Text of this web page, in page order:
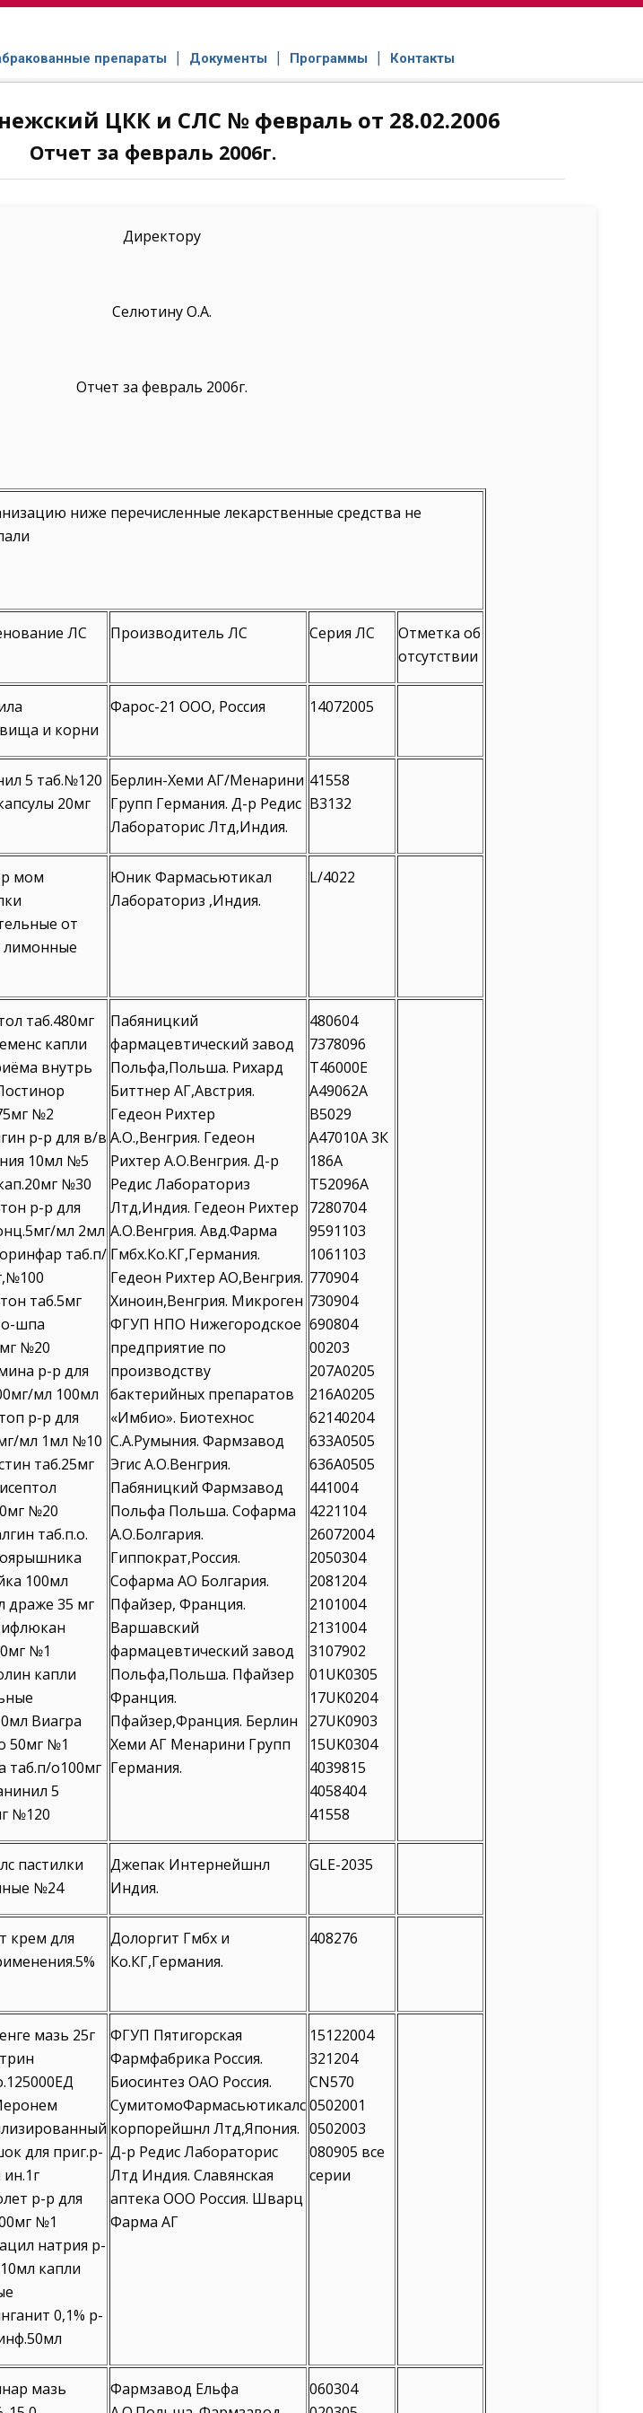
препараты Документы Программы Контакты
ЦКК и СЛC № февраль от 28.02.2006
Отчет за февраль 2006г.
Директору
Селютину О.А.
Отчет за февраль 2006г.
ниже перечисленные лекарственные средства не
ЛС Производитель ЛС Серия ЛС
Отметка об
отсутствии
и корни
Фарос-21 ООО, Россия 14072005
5 таб.№120
20мг
Берлин-Хеми АГ/Менарини
Групп Германия. Д-р Редис
Лабораторис Лтд,Индия.
41558
В3132
мом
от
лимонные
Юник Фармасьютикал
Лабораториз ,Индия.
L/4022
таб.480мг
капли
внутрь
№2
р-р для в/в
10мл №5
№30
р-р для
мл 2мл
таб.п/
таб.5мг
шпа
№20
р-р для
мл 100мл
р-р для
мл 1мл №10
таб.25мг
№20
таб.п.о.
100мл
драже 35 мг
№1
капли
Виагра
50мг №1
таб.п/о100мг
5
№120
Пабяницкий
фармацевтический завод
Польфа,Польша. Рихард
Биттнер АГ,Австрия.
Гедеон Рихтер
А.О.,Венгрия. Гедеон
Рихтер А.О.Венгрия. Д-р
Редис Лабораториз
Лтд,Индия. Гедеон Рихтер
А.О.Венгрия. Авд.Фарма
Гмбх.Ко.КГ,Германия.
Гедеон Рихтер АО,Венгрия.
Хиноин,Венгрия. Микроген
ФГУП НПО Нижегородское
предприятие по
производству
бактерийных препаратов
«Имбио». Биотехнос
С.А.Румыния. Фармзавод
Эгис А.О.Венгрия.
Пабяницкий Фармзавод
Польфа Польша. Софарма
А.О.Болгария.
Гиппократ,Россия.
Софарма АО Болгария.
Пфайзер, Франция.
Варшавский
фармацевтический завод
Польфа,Польша. Пфайзер
Франция.
Пфайзер,Франция. Берлин
Хеми АГ Менарини Групп
Германия.
480604
7378096
Т46000Е
А49062А
В5029
А47010А 3К
186А
Т52096А
7280704
9591103
1061103
770904
730904
690804
00203
207А0205
216А0205
62140204
633А0505
636А0505
441004
4221104
26072004
2050304
2081204
2101004
2131004
3107902
01UK0305
17UK0204
27UK0903
15UK0304
4039815
4058404
41558
пастилки
№24
Джепак Интернейшнл
Индия.
GLE-2035
крем для
Долоргит Гмбх и
Ко.КГ,Германия.
408276
мазь 25г
для приг.р-
ин.1г
р-р для
№1
натрия р-
капли
0,1% р-
ФГУП Пятигорская
Фармфабрика Россия.
Биосинтез ОАО Россия.
СумитомоФармасьютикалс
корпорейшнл Лтд,Япония.
Д-р Редис Лабораторис
Лтд Индия. Славянская
аптека ООО Россия. Шварц
Фарма АГ
15122004
321204
CN570
0502001
0502003
080905 все
серии
мазь
Фармзавод Ельфа
060304